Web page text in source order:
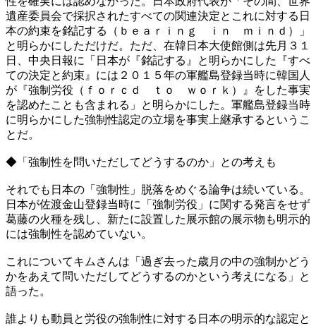
遺産委員会で採択されたすべての関連決定とこれに対する日
本の約束を銘記する（ｂｅａｒｉｎｇ ｉｎ ｍｉｎｄ）」
と明らかにしただけだ。ただ、在韓日本大使館側は先月３１
日、中央日報に「日本が『銘記する』と明らかにした『すべ
ての決定と約束』には２０１５年の軍艦島登録当時に韓国人
が『強制労役（ｆｏｒｃｄ ｔｏ ｗｏｒｋ）』をした事実
を認めたことも含まれる」と明らかにした。軍艦島登録当時
に明らかにした強制性認定の立場を事実上継承するというこ
とだ。
◆「強制性を問いただしてどうするのか」との考えも
それでも日本の「強制性」脱落をめぐる論争は続いている。
日本が佐渡金山登録当時に「強制労役」に関する発言をせず
葛藤の火種を残し、新たに設置した展示館の展示物も明示的
には強制性を認めていない。
これについてキムさんは「過ぎ去った歳月の中の強制かどう
かをあえて問いただしてどうするのかという考えになる」と
語った。
誰よりも動員と労役の強制性に対する日本の明示的な認定と